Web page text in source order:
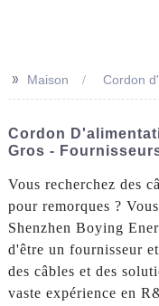
>> Maison Cordon
Cordon
Gros -
Vous recherchez des
pour remorques ?
Shenzhen Boying
d'être un fournisseur
des câbles et des
vaste expérience en